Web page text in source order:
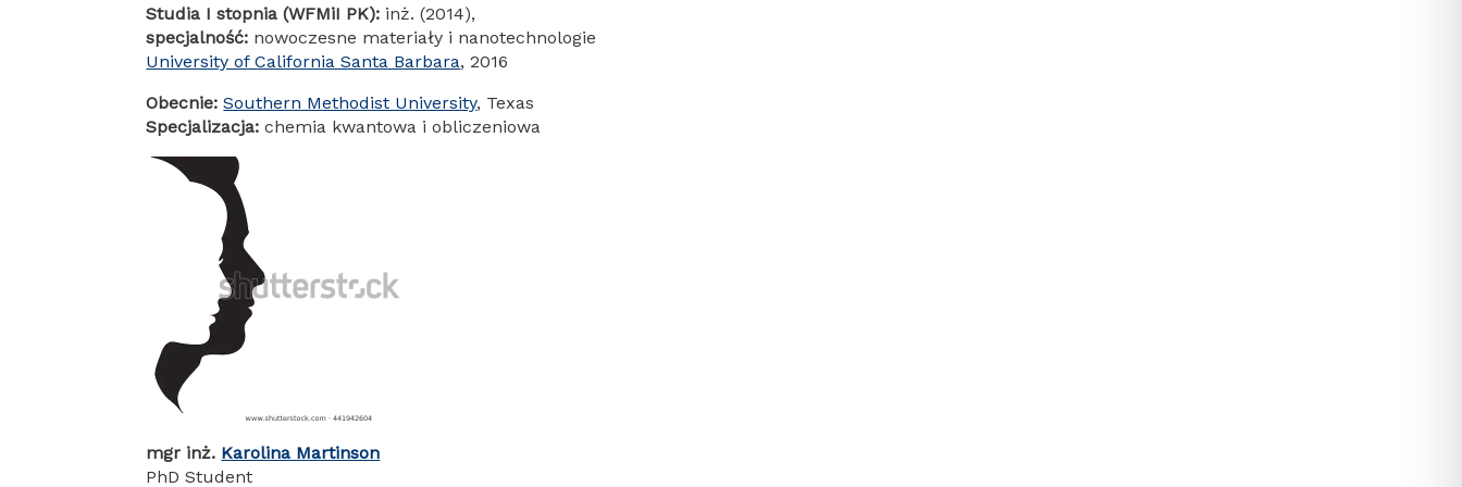
Studia I stopnia (WFMiI PK): inż. (2014),
specjalność: nowoczesne materiały i nanotechnologie
University of California Santa Barbara, 2016
Obecnie:Southern Methodist University, Texas
Specjalizacja:chemia kwantowa i obliczeniowa
mgr inż. Karolina Martinson
PhD Student